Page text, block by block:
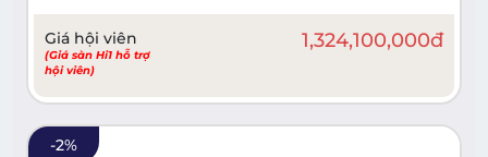
Giá hội viên
(Giá sàn Hi1 hỗ trợ
hội viên)
1,324,100,000đ
-2%